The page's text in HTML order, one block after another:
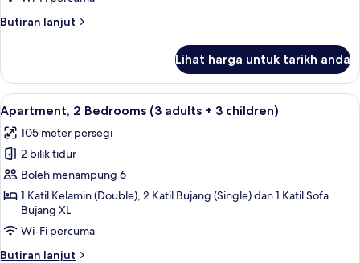
adults
children)
Butiran lanjut
Butiran
2
Bedrooms
(3
adults
+
2
children)
Lihat harga untuk tarikh anda
Lihat
semua
foto
untuk
Apartment,
2
Bedrooms
(3
adults
2 bilik tidur, peti besi dalam bilik,
11
Apartment, 2 Bedrooms (3 adults + 3 children)
105 meter persegi
2 bilik tidur
Boleh menampung 6
1 Katil Kelamin (Double), 2 Katil Bujang (Single) dan 1 Katil Sofa
Bujang XL
Wi-Fi percuma
Butiran lanjut
Butiran